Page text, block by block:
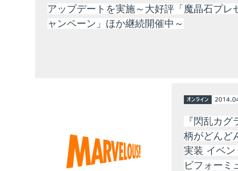
アップデートを実施～大好評「魔晶石プレ
ャンペーン」ほか継続開催中～
オンライン
『閃乱カ
柄がどんど
実装 イベン
ビフォーミ